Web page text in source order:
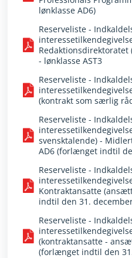
lønklasse AD6)
Reserveliste -
Redaktionsdirektoratet
- lønklasse AST3
Reserveliste -
(kontrakt som særlig
Reserveliste -
svensktalende) -
AD6 (forlænget indtil
Reserveliste -
Kontraktansatte
indtil den 31.
Reserveliste -
(kontraktansatte -
(forlænget indtil den